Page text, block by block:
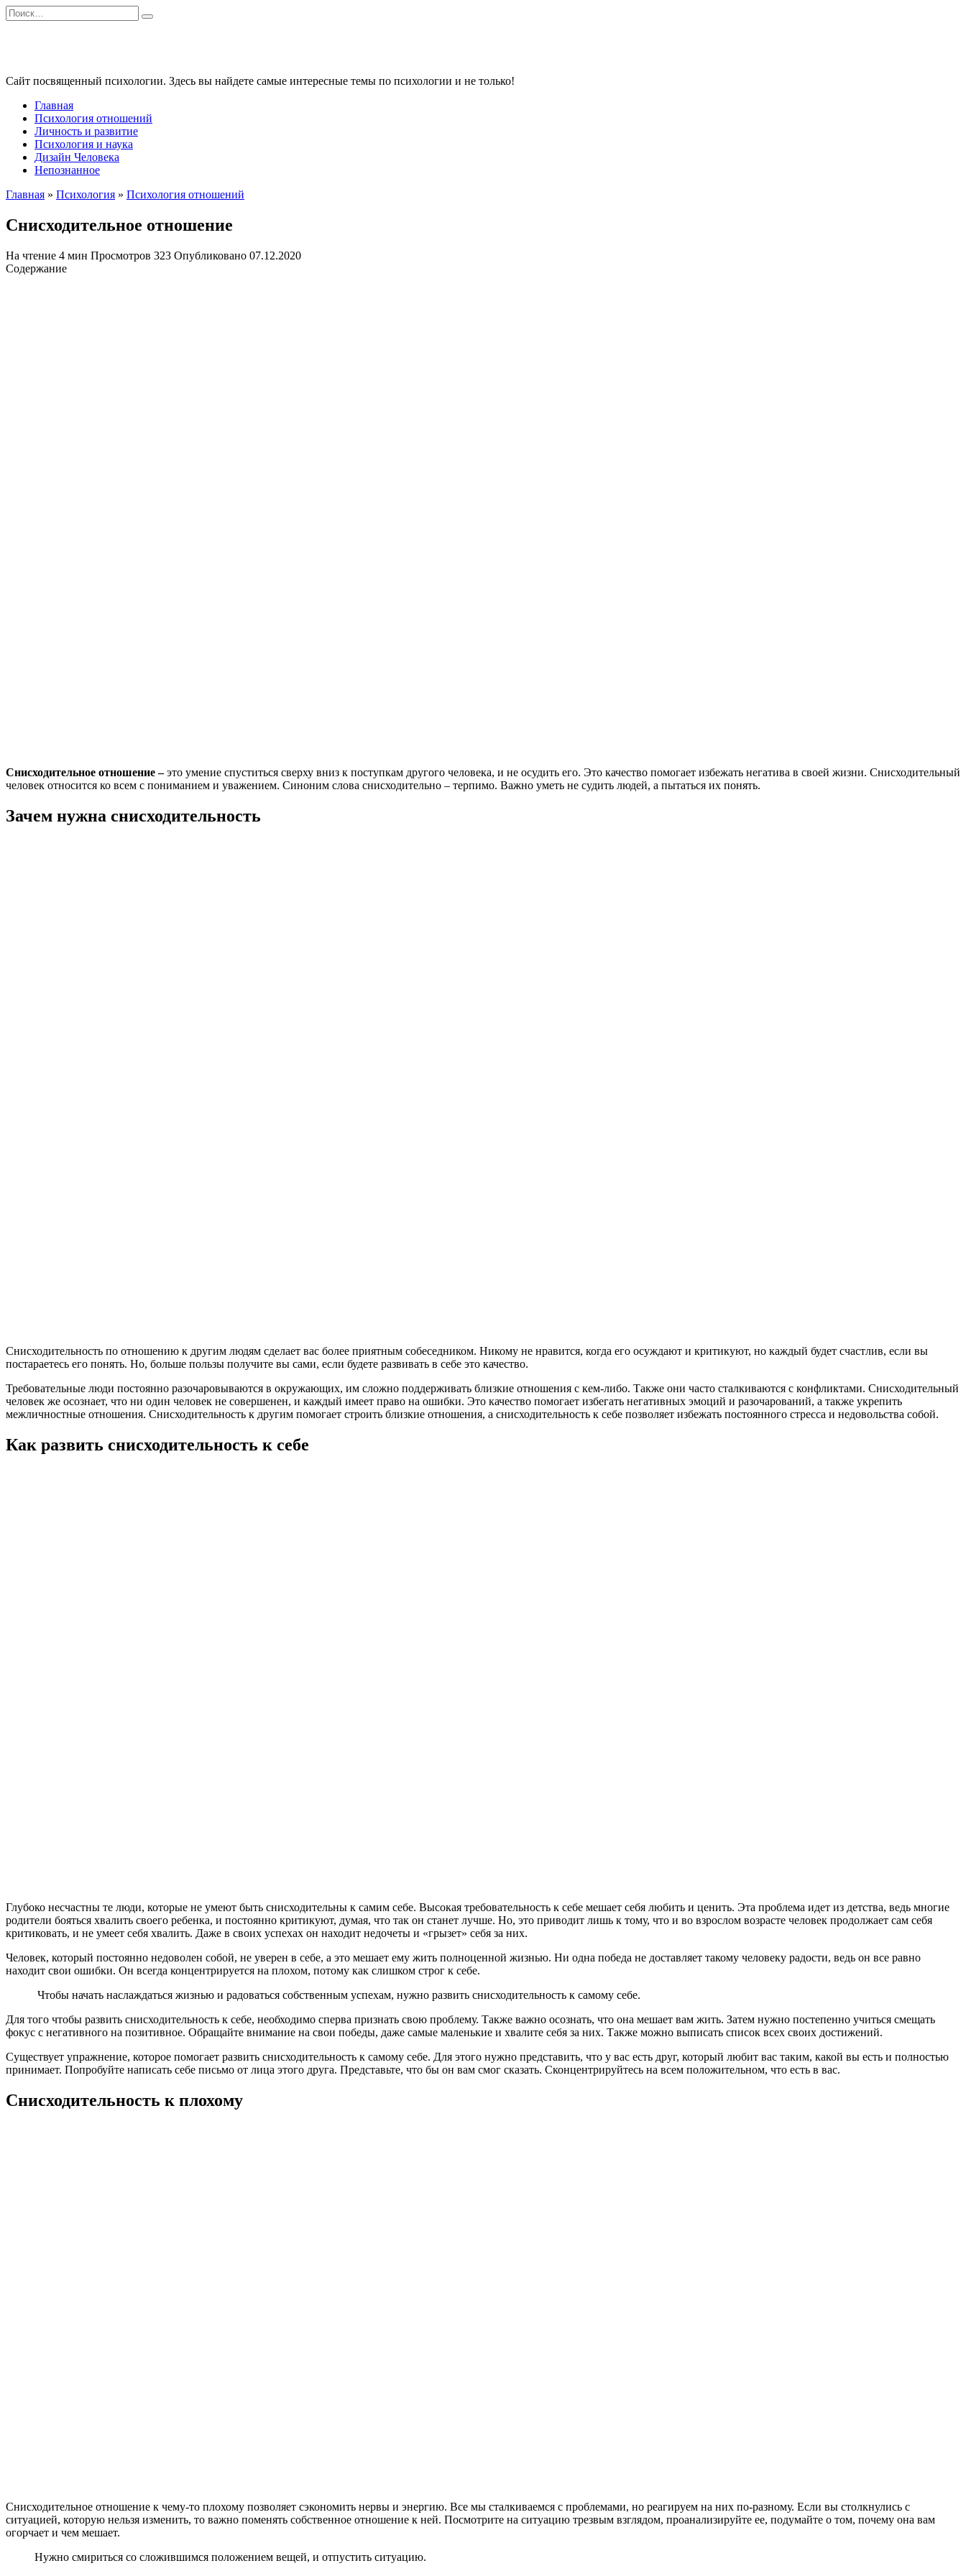
Перейти
к
Search
for:
Сайт посвященный психологии. Здесь вы найдете самые интересные темы по психологии и не только!
Главная
Психология отношений
Личность и развитие
Психология и наука
Дизайн Человека
Непознанное
Главная » Психология » Психология отношений
Снисходительное отношение
На чтение 4 мин Просмотров 323 Опубликовано 07.12.2020
Содержание
Снисходительное отношение –это умение спуститься сверху вниз к поступкам другого человека, и не осудить его. Это качество помогает избежать негатива в своей жизни. Снисходительный
человек относится ко всем с пониманием и уважением. Синоним слова снисходительно – терпимо. Важно уметь не судить людей, а пытаться их понять.
Зачем нужна снисходительность
Снисходительность по отношению к другим людям сделает вас более приятным собеседником. Никому не нравится, когда его осуждают и критикуют, но каждый будет счастлив, если вы
постараетесь его понять. Но, больше пользы получите вы сами, если будете развивать в себе это качество.
Требовательные люди постоянно разочаровываются в окружающих, им сложно поддерживать близкие отношения с кем-либо. Также они часто сталкиваются с конфликтами. Снисходительный
человек же осознает, что ни один человек не совершенен, и каждый имеет право на ошибки. Это качество помогает избегать негативных эмоций и разочарований, а также укрепить
межличностные отношения. Снисходительность к другим помогает строить близкие отношения, а снисходительность к себе позволяет избежать постоянного стресса и недовольства собой.
Как развить снисходительность к себе
Глубоко несчастны те люди, которые не умеют быть снисходительны к самим себе. Высокая требовательность к себе мешает себя любить и ценить. Эта проблема идет из детства, ведь многие
родители бояться хвалить своего ребенка, и постоянно критикуют, думая, что так он станет лучше. Но, это приводит лишь к тому, что и во взрослом возрасте человек продолжает сам себя
критиковать, и не умеет себя хвалить. Даже в своих успехах он находит недочеты и «грызет» себя за них.
Человек, который постоянно недоволен собой, не уверен в себе, а это мешает ему жить полноценной жизнью. Ни одна победа не доставляет такому человеку радости, ведь он все равно
находит свои ошибки. Он всегда концентрируется на плохом, потому как слишком строг к себе.
Чтобы начать наслаждаться жизнью и радоваться собственным успехам, нужно развить снисходительность к самому себе.
Для того чтобы развить снисходительность к себе, необходимо сперва признать свою проблему. Также важно осознать, что она мешает вам жить. Затем нужно постепенно учиться смещать
фокус с негативного на позитивное. Обращайте внимание на свои победы, даже самые маленькие и хвалите себя за них. Также можно выписать список всех своих достижений.
Существует упражнение, которое помогает развить снисходительность к самому себе. Для этого нужно представить, что у вас есть друг, который любит вас таким, какой вы есть и полностью
принимает. Попробуйте написать себе письмо от лица этого друга. Представьте, что бы он вам смог сказать. Сконцентрируйтесь на всем положительном, что есть в вас.
Снисходительность к плохому
Снисходительное отношение к чему-то плохому позволяет сэкономить нервы и энергию. Все мы сталкиваемся с проблемами, но реагируем на них по-разному. Если вы столкнулись с
ситуацией, которую нельзя изменить, то важно поменять собственное отношение к ней. Посмотрите на ситуацию трезвым взглядом, проанализируйте ее, подумайте о том, почему она вам
огорчает и чем мешает.
Нужно смириться со сложившимся положением вещей, и отпустить ситуацию.